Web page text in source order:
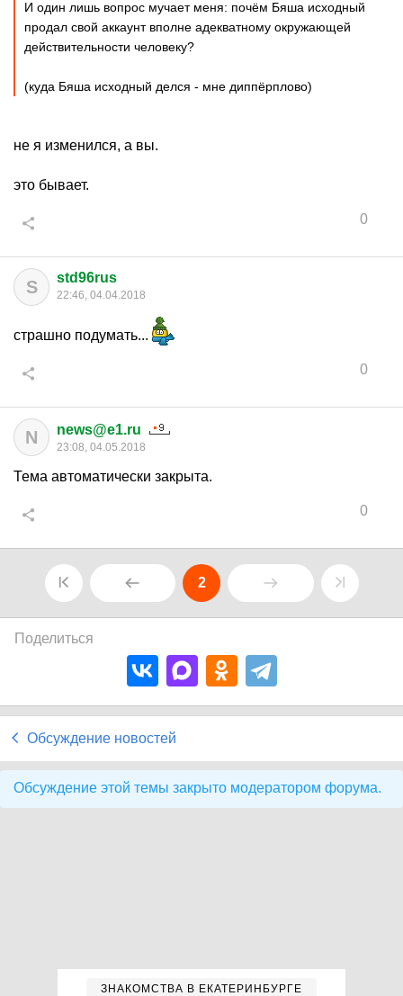
И один лишь вопрос мучает меня: почём Бяша исходный
продал свой аккаунт вполне адекватному окружающей
действительности человеку?
(куда Бяша исходный делся - мне диппёрплово)
не я изменился, а вы.
это бывает.
0
S std96rus
22:46, 04.04.2018
страшно подумать...
0
N news@e1.ru
23:08, 04.05.2018
Тема автоматически закрыта.
0
2
Поделиться
Обсуждение новостей
Обсуждение этой темы закрыто модератором форума.
ЗНАКОМСТВА В ЕКАТЕРИНБУРГЕ